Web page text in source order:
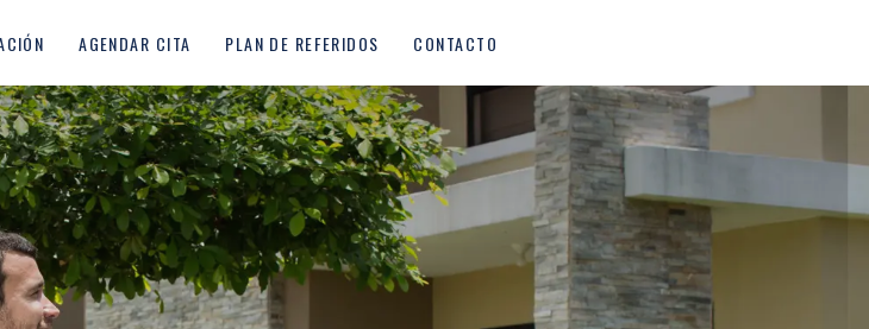
AGENDAR CITA PLAN DE REFERIDOS CONTACTO